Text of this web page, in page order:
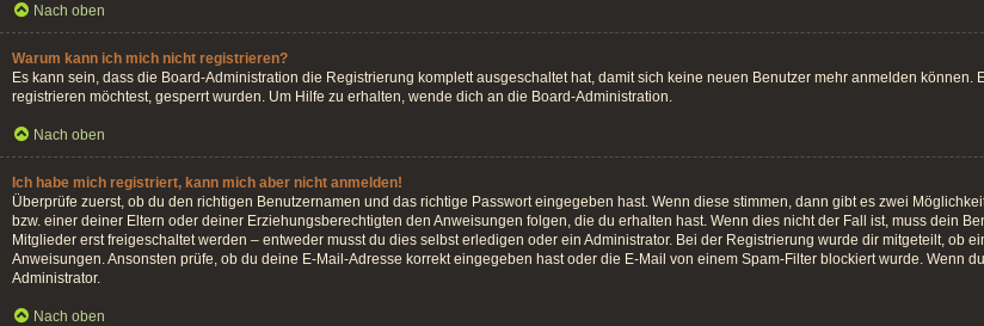
Nach oben
Warum kann ich mich nicht registrieren?
Es kann sein, dass die Board-Administration die Registrierung komplett ausgeschaltet hat, damit sich keine neuen Benutzer mehr anmelden
registrieren möchtest, gesperrt wurden. Um Hilfe zu erhalten, wende dich an die Board-Administration.
Nach oben
Ich habe mich registriert, kann mich aber nicht anmelden!
Überprüfe zuerst, ob du den richtigen Benutzernamen und das richtige Passwort eingegeben hast. Wenn diese stimmen, dann gibt es zwei
bzw. einer deiner Eltern oder deiner Erziehungsberechtigten den Anweisungen folgen, die du erhalten hast. Wenn dies nicht der Fall ist, muss dein
Mitglieder erst freigeschaltet werden – entweder musst du dies selbst erledigen oder ein Administrator. Bei der Registrierung wurde dir mitgeteilt, ob
Anweisungen. Ansonsten prüfe, ob du deine E-Mail-Adresse korrekt eingegeben hast oder die E-Mail von einem Spam-Filter blockiert wurde. Wenn
Administrator.
Nach oben